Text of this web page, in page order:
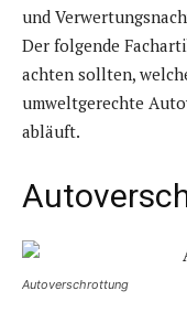
und
Der folgende
achten sollten,
umweltgerechte
abläuft.
Autoverschrottung